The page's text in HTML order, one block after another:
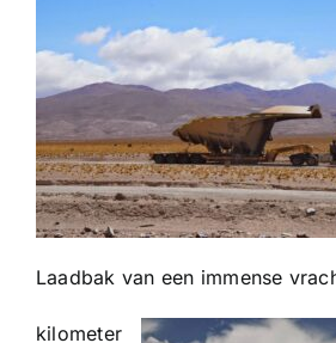
Laadbak van een immense
kilometer